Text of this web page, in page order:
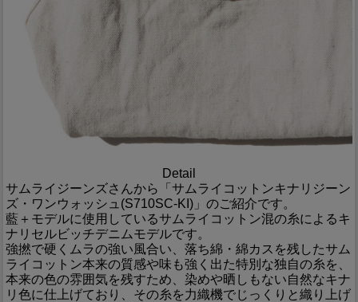
Detail
サムライジーンズさんから「サムライコットンキナリジーン
ズ・ワンウォッシュ(S710SC-KI)」のご紹介です。
藍＋モデルに使用しているサムライコットン混の糸によるキ
ナリセルビッチデニムモデルです。
強撚で硬くムラの強い風合い、落ち綿・綿カスを残したサム
ライコットン本来の質感や味も強く出た特別な独自の糸を、
本来の色の雰囲気を残すため、染めや晒しもない自然なキナ
リ色に仕上げており、その糸を力織機でじっくりと織り上げ